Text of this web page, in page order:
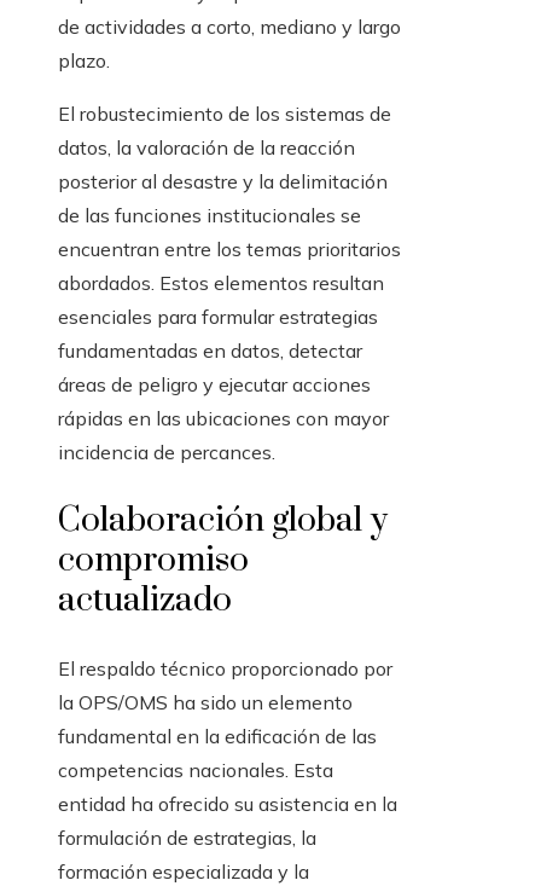
de actividades a corto, mediano y largo
plazo.
El robustecimiento de los sistemas de
datos, la valoración de la reacción
posterior al desastre y la delimitación
de las funciones institucionales se
encuentran entre los temas prioritarios
abordados. Estos elementos resultan
esenciales para formular estrategias
fundamentadas en datos, detectar
áreas de peligro y ejecutar acciones
rápidas en las ubicaciones con mayor
incidencia de percances.
Colaboración global y
compromiso
actualizado
El respaldo técnico proporcionado por
la OPS/OMS ha sido un elemento
fundamental en la edificación de las
competencias nacionales. Esta
entidad ha ofrecido su asistencia en la
formulación de estrategias, la
formación especializada y la